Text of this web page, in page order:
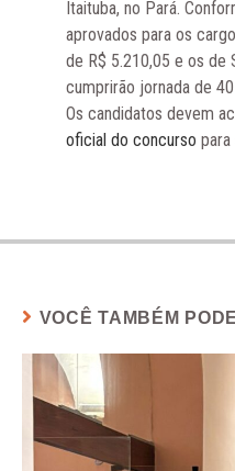
Itaituba, no Pará.
aprovados para os
de R$ 5.210,05 e os de
cumprirão jornada de
Os candidatos devem
oficial do concurso
VOCÊ TAMBÉM